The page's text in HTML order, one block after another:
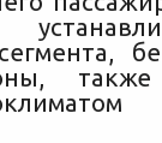
также